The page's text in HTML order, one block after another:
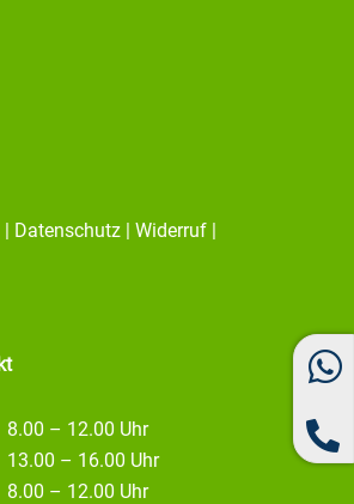
Datenschutz Widerruf
8.00 – 12.00 Uhr
13.00 – 16.00 Uhr
8.00 – 12.00 Uhr